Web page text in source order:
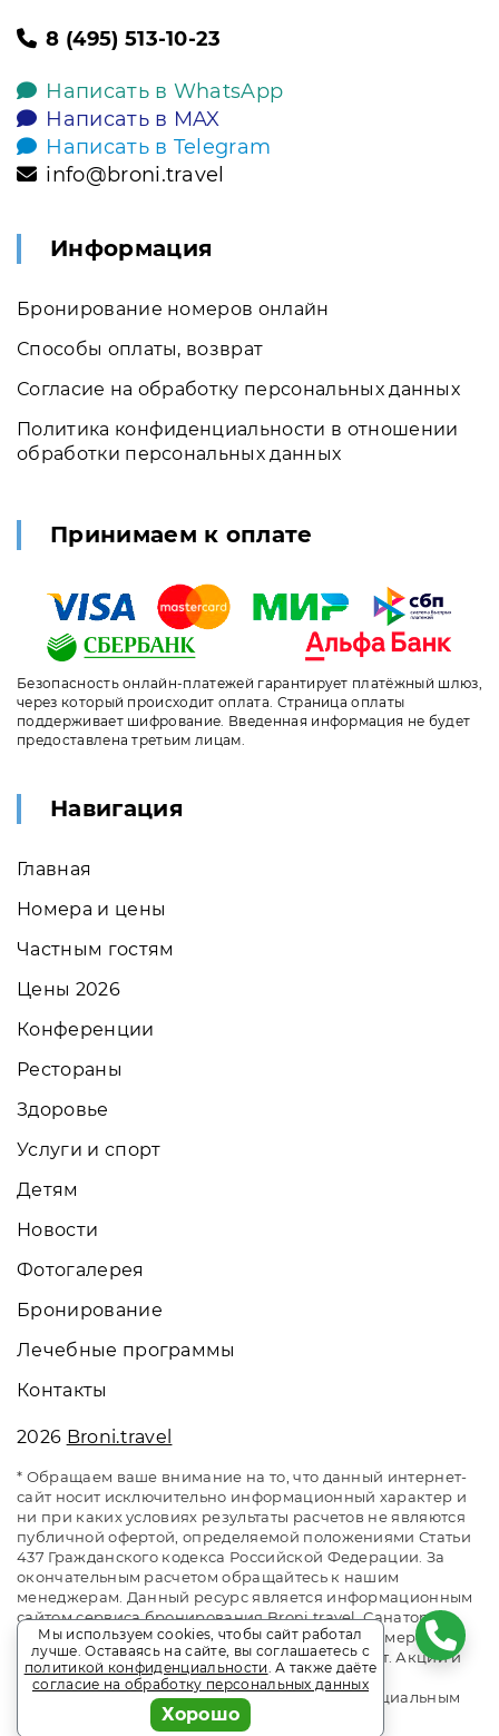
8 (495) 513-10-23
Написать в WhatsApp
Написать в MAX
Написать в Telegram
info@broni.travel
Информация
Бронирование номеров онлайн
Способы оплаты, возврат
Согласие на обработку персональных данных
Политика конфиденциальности в отношении
обработки персональных данных
Принимаем к оплате
Безопасность онлайн-платежей гарантирует платёжный шлюз,
через который происходит оплата. Страница оплаты
поддерживает шифрование. Введенная информация не будет
предоставлена третьим лицам.
Навигация
Главная
Номера и цены
Частным гостям
Цены 2026
Конференции
Рестораны
Здоровье
Услуги и спорт
Детям
Новости
Фотогалерея
Бронирование
Лечебные программы
Контакты
2026 Broni.travel
* Обращаем ваше внимание на то, что данный интернет-
сайт носит исключительно информационный характер и
ни при каких условиях результаты расчетов не являются
публичной офертой, определяемой положениями Статьи
437 Гражданского кодекса Российской Федерации. За
окончательным расчетом обращайтесь к нашим
менеджерам. Данный ресурс является информационным
сайтом сервиса бронирования Broni.travel. Санаторий
«Озеро Белое». Сайт онлайн бронирования номеров.
Актуальные цены, прайс-листы и наличие мест. Акции и
спецпредложения. Выгодное бронирование.
Индивидуальный менеджер. Не является официальным
сайтом объекта размещения.
Мы используем cookies, чтобы сайт работал
лучше. Оставаясь на сайте, вы соглашаетесь с
политикой конфиденциальности. А также даёте
согласие на обработку персональных данных
Хорошо